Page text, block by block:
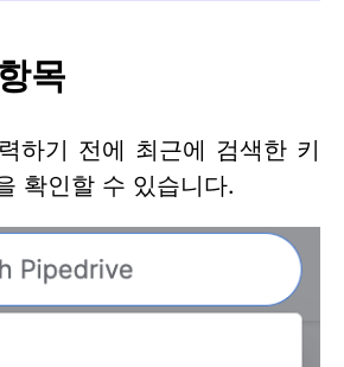
목
하기 전에 최근에 검색한 키
확인할 수 있습니다.